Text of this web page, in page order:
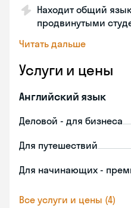
Находит общий
продвинутыми
Читать дальше
Услуги и цены
Английский язык
Деловой - для бизнеса
Для путешествий
Для начинающих -
Все услуги и цены (4)